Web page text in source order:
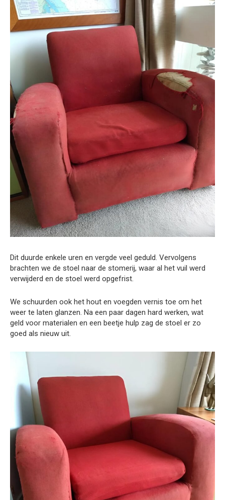
Dit duurde enkele uren en vergde veel geduld. Vervolgens
brachten we de stoel naar de stomerij, waar al het vuil werd
verwijderd en de stoel werd opgefrist.
We schuurden ook het hout en voegden vernis toe om het
weer te laten glanzen. Na een paar dagen hard werken, wat
geld voor materialen en een beetje hulp zag de stoel er zo
goed als nieuw uit.